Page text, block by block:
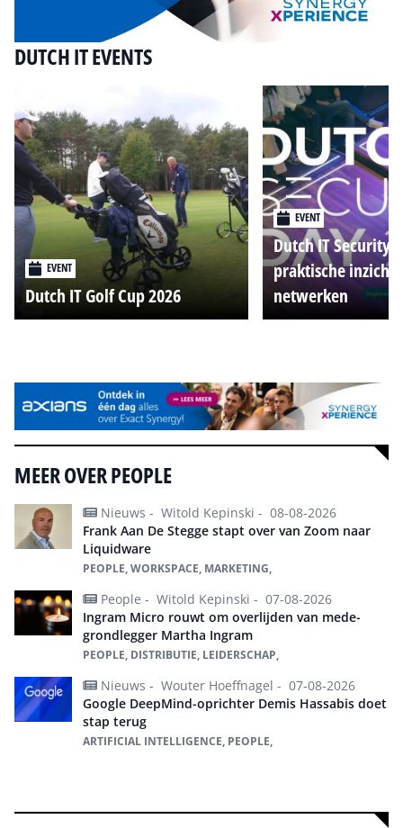
DUTCH IT EVENTS
EVENT
Dutch IT Golf Cup 2026
EVENT
Dutch IT Security
praktische
netwerken
MEER OVER PEOPLE
Nieuws - Witold Kepinski - 08-08-2026
Frank Aan De Stegge stapt over van Zoom naar
Liquidware
PEOPLE, WORKSPACE, MARKETING,
People - Witold Kepinski - 07-08-2026
Ingram Micro rouwt om overlijden van mede-
grondlegger Martha Ingram
PEOPLE, DISTRIBUTIE, LEIDERSCHAP,
Nieuws - Wouter Hoeffnagel - 07-08-2026
Google DeepMind-oprichter Demis Hassabis doet
stap terug
ARTIFICIAL INTELLIGENCE, PEOPLE,